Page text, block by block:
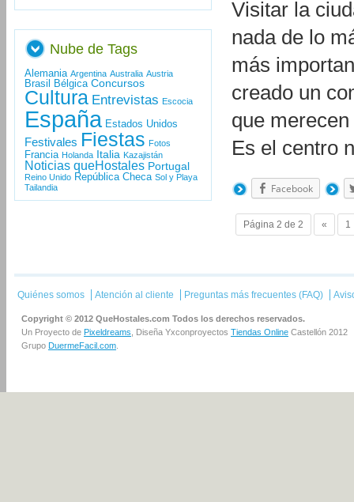
Visitar la
nada de lo
más
creado un
que
Es el centro
Facebook
Página 2 de 2 « 1
Nube de Tags
Alemania Argentina Australia Austria
Brasil Bélgica Concursos
Cultura Entrevistas Escocia
España Estados Unidos
Festivales Fiestas Fotos
Francia Holanda Italia Kazajistán
Noticias queHostales Portugal
Reino Unido República Checa Sol y Playa
Tailandia
Quiénes somos Atención al cliente Preguntas más frecuentes (FAQ)
Copyright © 2012 QueHostales.com Todos los derechos reservados.
Un Proyecto de Pixeldreams , Diseña Yxconproyectos Tiendas Online Castellón 2012
Grupo DuermeFacil.com